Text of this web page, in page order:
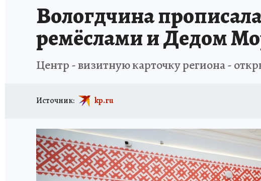
Вологдчина
ремёслами и Дедом
Центр - визитную карточку региона -
Источник: kp.ru